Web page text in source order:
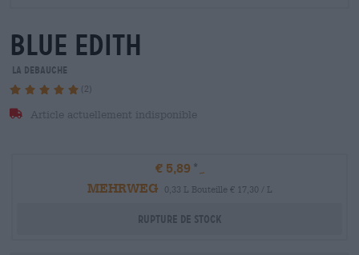
blue edith
La Debauche
(2)
Article actuellement indisponible
€ 5,89
MEHRWEG
0,33 L Bouteille € 17,30 / L
Rupture de stock